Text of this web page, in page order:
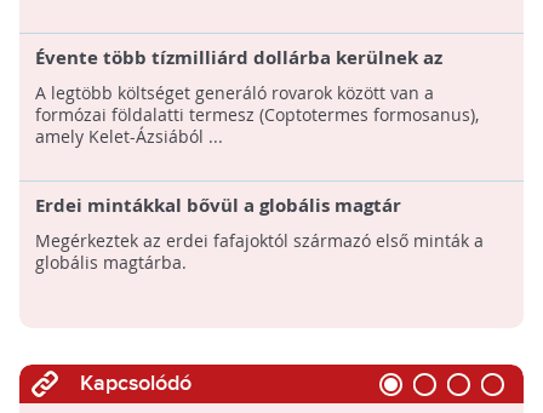
Évente több tízmilliárd dollárba kerülnek az
emberiségnek az invazív rovarfajok
A legtöbb költséget generáló rovarok között van a
formózai földalatti termesz (Coptotermes formosanus),
amely Kelet-Ázsiából ...
Erdei mintákkal bővül a globális magtár
Megérkeztek az erdei fafajoktól származó első minták a
globális magtárba.
Kapcsolódó